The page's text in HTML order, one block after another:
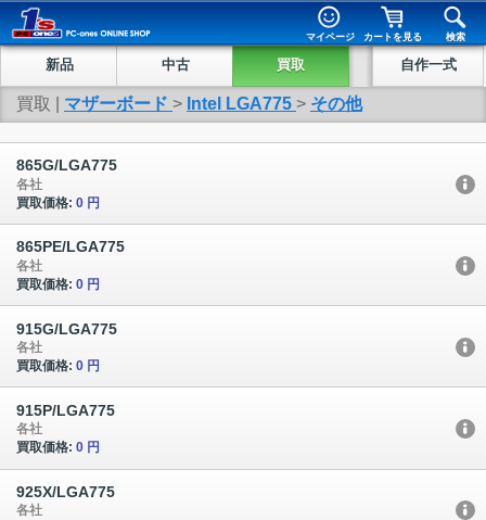
マイページ カートを見る 検索
新品 中古 買取 自作一式
買取 | マザーボード > Intel LGA775 > その他
865G/LGA775
各社
買取価格: 0 円
865PE/LGA775
各社
買取価格: 0 円
915G/LGA775
各社
買取価格: 0 円
915P/LGA775
各社
買取価格: 0 円
925X/LGA775
各社